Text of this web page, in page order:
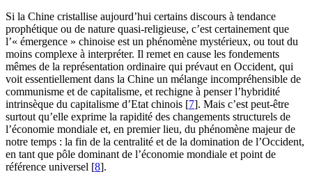
Si la Chine cristallise aujourd’hui certains discours à tendance
prophétique ou de nature quasi-religieuse, c’est certainement que
l’« émergence » chinoise est un phénomène mystérieux, ou tout du
moins complexe à interpréter. Il remet en cause les fondements
mêmes de la représentation ordinaire qui prévaut en Occident, qui
voit essentiellement dans la Chine un mélange incompréhensible de
communisme et de capitalisme, et rechigne à penser l’hybridité
intrinsèque du capitalisme d’Etat chinois [7]. Mais c’est peut-être
surtout qu’elle exprime la rapidité des changements structurels de
l’économie mondiale et, en premier lieu, du phénomène majeur de
notre temps : la fin de la centralité et de la domination de l’Occident,
en tant que pôle dominant de l’économie mondiale et point de
référence universel [8].